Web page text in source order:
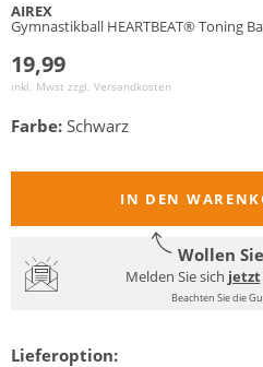
AIREX
Gymnastikball HEARTBEAT® Toning
19,99
inkl. Mwst zzgl. Versandkosten
Farbe: Schwarz
IN DEN
Wollen
Melden Sie sich jetzt
Beachten Sie die
Lieferoption: